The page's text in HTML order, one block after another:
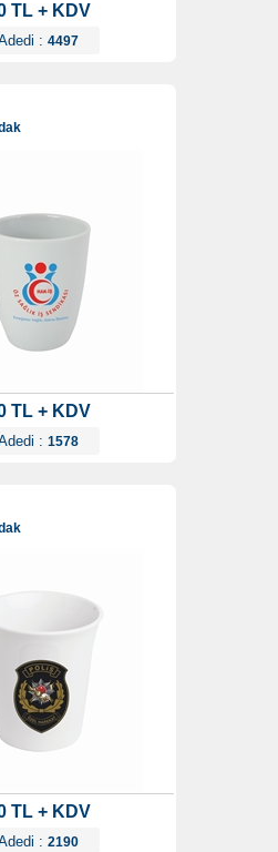
TL + KDV
: 4497
TL + KDV
: 1578
TL + KDV
: 2190